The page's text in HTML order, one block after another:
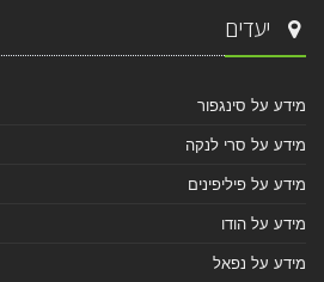
יעדים
מידע על סינגפור
מידע על סרי לנקה
מידע על פיליפינים
מידע על הודו
מידע על נפאל